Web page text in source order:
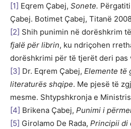
[1] Eqrem Çabej, Sonete.
Çabej. Botimet Çabej, Titanë
[2] Shih punimin në dorëshkrim
fjalë për librin, ku ndriçohen
dorëshkrimi për të tjerët deri pas
[3] Dr. Eqrem Çabej, Elemente të
literaturës shqipe. Me pjesë të
mesme. Shtypshkronja e
[4] Brikena Çabej, Punimi i
[5] Girolamo De Rada, Principii di